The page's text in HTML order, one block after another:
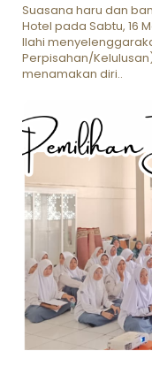
Suasana haru dan
Hotel pada Sabtu, 16
Ilahi
Perpisahan/
menamakan diri..